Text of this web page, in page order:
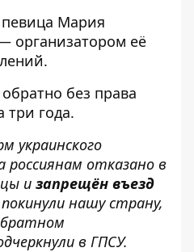
Мария
организатором её
без права
три года.
украинского
россиянам отказано в
и запрещён въезд
нашу страну,
в ГПСУ.